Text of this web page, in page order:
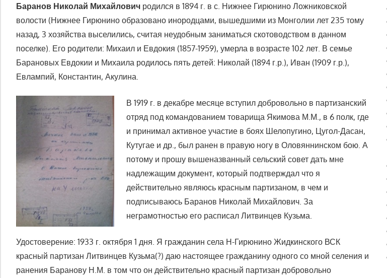
Баранов Николай Михайлович родился в 1894 г. в с. Нижнее Гирюнино Ложниковской
волости (Нижнее Гирюнино образовано инородцами, вышедшими из Монголии лет 235 тому
назад, 3 хозяйства выселились, считая неудобным заниматься скотоводством в данном
поселке). Его родители: Михаил и Евдокия (1857-1959), умерла в возрасте 102 лет. В семье
Барановых Евдокии и Михаила родилось пять детей: Николай (1894 г.р.), Иван (1909 г.р.),
Евлампий, Константин, Акулина.
В 1919 г. в декабре месяце вступил добровольно в партизанский
отряд под командованием товарища Якимова М.М., в 6 полк, где
и принимал активное участие в боях Шелопугино, Цугол-Дасан,
Кутугае и др., был ранен в правую ногу в Оловяннинском бою. А
потому и прошу вышеназванный сельский совет дать мне
надлежащим документ, который подтверждал что я
действительно являюсь красным партизаном, в чем и
подписываюсь Баранов Николай Михайлович. За
неграмотностью его расписал Литвинцев Кузьма.
Удостоверение: 1933 г. октября 1 дня. Я гражданин села Н-Гирюнино Жидкинского ВСК
красный партизан Литвинцев Кузьма(?) даю настоящее гражданину одного со мной селения и
ранения Баранову Н.М. в том что он действительно красный партизан добровольно